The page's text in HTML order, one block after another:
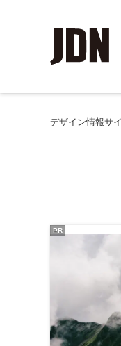
デザイン情報サ
PR